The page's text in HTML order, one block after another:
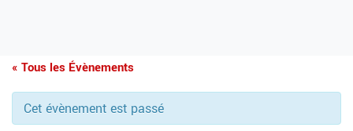
« Tous les Évènements
Cet évènement est passé